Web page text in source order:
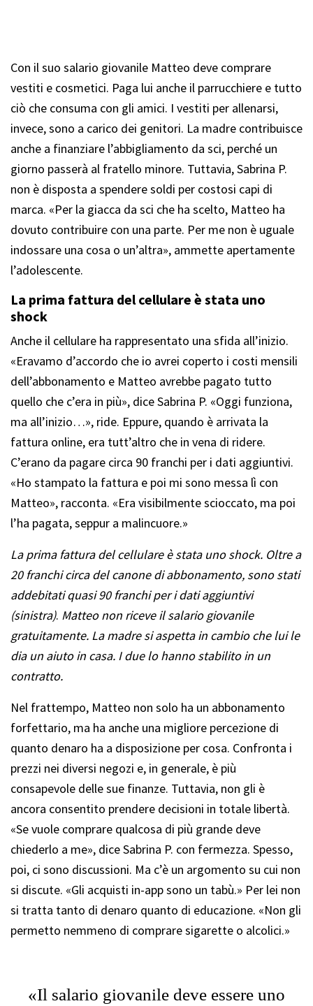
Con il suo salario giovanile Matteo deve comprare
vestiti e cosmetici. Paga lui anche il parrucchiere e tutto
ciò che consuma con gli amici. I vestiti per allenarsi,
invece, sono a carico dei genitori. La madre contribuisce
anche a finanziare l’abbigliamento da sci, perché un
giorno passerà al fratello minore. Tuttavia, Sabrina P.
non è disposta a spendere soldi per costosi capi di
marca. «Per la giacca da sci che ha scelto, Matteo ha
dovuto contribuire con una parte. Per me non è uguale
indossare una cosa o un’altra», ammette apertamente
l’adolescente.
La prima fattura del cellulare è stata uno
shock
Anche il cellulare ha rappresentato una sfida all’inizio.
«Eravamo d’accordo che io avrei coperto i costi mensili
dell’abbonamento e Matteo avrebbe pagato tutto
quello che c’era in più», dice Sabrina P. «Oggi funziona,
ma all’inizio…», ride. Eppure, quando è arrivata la
fattura online, era tutt’altro che in vena di ridere.
C’erano da pagare circa 90 franchi per i dati aggiuntivi.
«Ho stampato la fattura e poi mi sono messa lì con
Matteo», racconta. «Era visibilmente scioccato, ma poi
l’ha pagata, seppur a malincuore.»
La prima fattura del cellulare è stata uno shock. Oltre a
20 franchi circa del canone di abbonamento, sono stati
addebitati quasi 90 franchi per i dati aggiuntivi
(sinistra). Matteo non riceve il salario giovanile
gratuitamente. La madre si aspetta in cambio che lui le
dia un aiuto in casa. I due lo hanno stabilito in un
contratto.
Nel frattempo, Matteo non solo ha un abbonamento
forfettario, ma ha anche una migliore percezione di
quanto denaro ha a disposizione per cosa. Confronta i
prezzi nei diversi negozi e, in generale, è più
consapevole delle sue finanze. Tuttavia, non gli è
ancora consentito prendere decisioni in totale libertà.
«Se vuole comprare qualcosa di più grande deve
chiederlo a me», dice Sabrina P. con fermezza. Spesso,
poi, ci sono discussioni. Ma c’è un argomento su cui non
si discute. «Gli acquisti in-app sono un tabù.» Per lei non
si tratta tanto di denaro quanto di educazione. «Non gli
permetto nemmeno di comprare sigarette o alcolici.»
«Il salario giovanile deve essere uno